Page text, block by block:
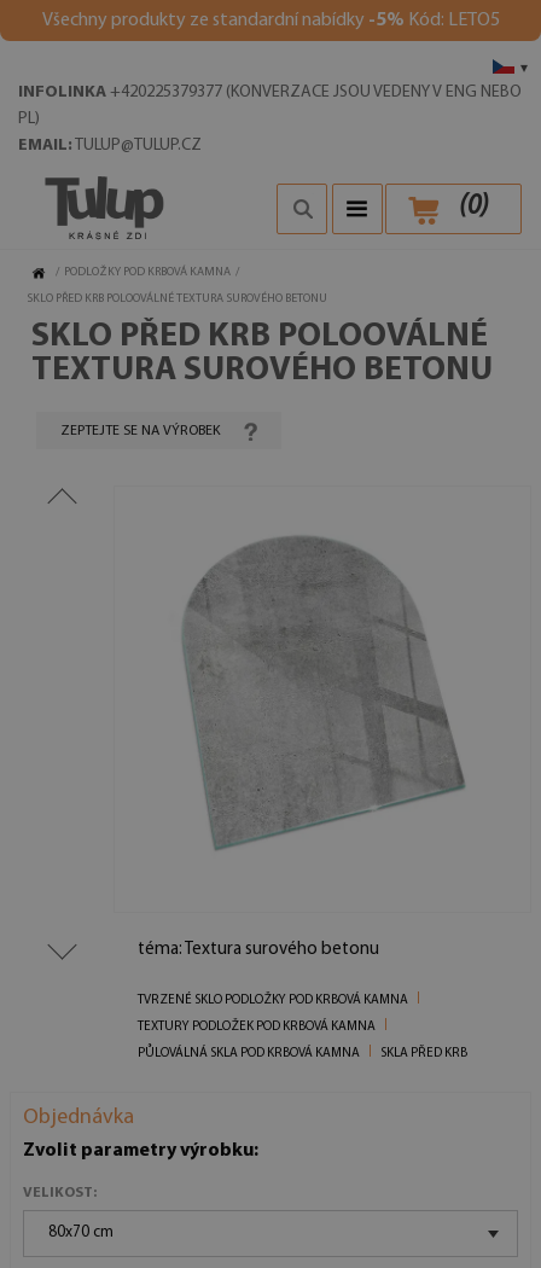
Všechny produkty ze standardní nabídky -5% Kód: LETO5
▾
INFOLINKA +420225379377 (KONVERZACE JSOU VEDENY V ENG NEBO
PL)
EMAIL: TULUP@TULUP.CZ
(0)
/ PODLOŽKY POD KRBOVÁ KAMNA /
SKLO PŘED KRB POLOOVÁLNÉ TEXTURA SUROVÉHO BETONU
SKLO PŘED KRB POLOOVÁLNÉ
TEXTURA SUROVÉHO BETONU
ZEPTEJTE SE NA VÝROBEK
téma: Textura surového betonu
TVRZENÉ SKLO PODLOŽKY POD KRBOVÁ KAMNA
TEXTURY PODLOŽEK POD KRBOVÁ KAMNA
PŮLOVÁLNÁ SKLA POD KRBOVÁ KAMNA
SKLA PŘED KRB
Objednávka
Zvolit parametry výrobku:
VELIKOST:
80x70 cm